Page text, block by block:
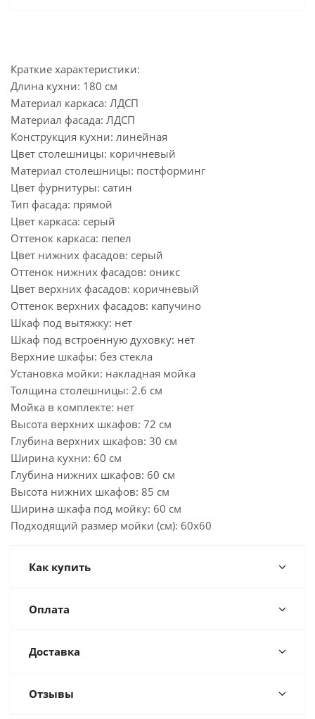
Краткие характеристики:
Длина кухни: 180 см
Материал каркаса: ЛДСП
Материал фасада: ЛДСП
Конструкция кухни: линейная
Цвет столешницы: коричневый
Материал столешницы: постформинг
Цвет фурнитуры: сатин
Тип фасада: прямой
Цвет каркаса: серый
Оттенок каркаса: пепел
Цвет нижних фасадов: серый
Оттенок нижних фасадов: оникс
Цвет верхних фасадов: коричневый
Оттенок верхних фасадов: капучино
Шкаф под вытяжку: нет
Шкаф под встроенную духовку: нет
Верхние шкафы: без стекла
Установка мойки: накладная мойка
Толщина столешницы: 2.6 см
Мойка в комплекте: нет
Высота верхних шкафов: 72 см
Глубина верхних шкафов: 30 см
Ширина кухни: 60 см
Глубина нижних шкафов: 60 см
Высота нижних шкафов: 85 см
Ширина шкафа под мойку: 60 см
Подходящий размер мойки (см): 60x60
Как купить
Оплата
Доставка
Отзывы